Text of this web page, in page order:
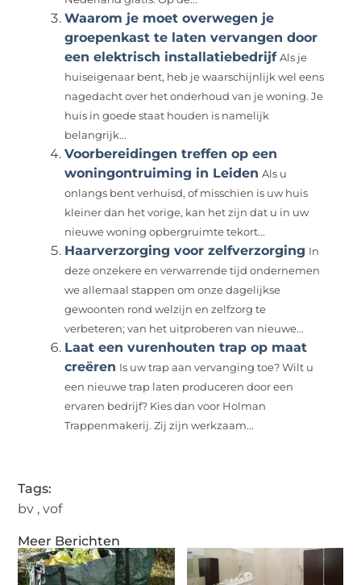
Meer Berichten
Waarom je moet overwegen je
groepenkast te laten vervangen door
een elektrisch installatiebedrijf Als je
huiseigenaar bent, heb je waarschijnlijk wel eens
nagedacht over het onderhoud van je woning. Je
huis in goede staat houden is namelijk
belangrijk...
Voorbereidingen treffen op een
woningontruiming in Leiden Als u
onlangs bent verhuisd, of misschien is uw huis
kleiner dan het vorige, kan het zijn dat u in uw
nieuwe woning opbergruimte tekort...
Haarverzorging voor zelfverzorging In
deze onzekere en verwarrende tijd ondernemen
we allemaal stappen om onze dagelijkse
gewoonten rond welzijn en zelfzorg te
verbeteren; van het uitproberen van nieuwe...
Laat een vurenhouten trap op maat
creëren Is uw trap aan vervanging toe? Wilt u
een nieuwe trap laten produceren door een
ervaren bedrijf? Kies dan voor Holman
Trappenmakerij. Zij zijn werkzaam...
Tags:
bv ,vof